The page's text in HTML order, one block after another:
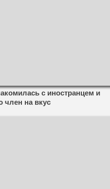
с иностранцем и
член на вкус